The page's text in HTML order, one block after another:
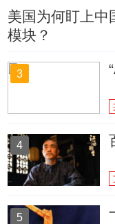
美国为何盯上中
模块？
3
4
5